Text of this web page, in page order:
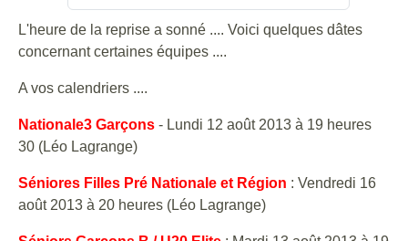
L'heure de la reprise a sonné .... Voici quelques dâtes
concernant certaines équipes ....
A vos calendriers ....
Nationale3 Garçons - Lundi 12 août 2013 à 19 heures
30 (Léo Lagrange)
Séniores Filles Pré Nationale et Région : Vendredi 16
août 2013 à 20 heures (Léo Lagrange)